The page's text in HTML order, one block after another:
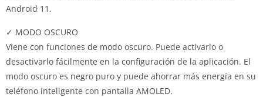
Android 11.
✓ MODO OSCURO
Viene con funciones de modo oscuro. Puede activarlo o
desactivarlo fácilmente en la configuración de la aplicación. El
modo oscuro es negro puro y puede ahorrar más energía en su
teléfono inteligente con pantalla AMOLED.